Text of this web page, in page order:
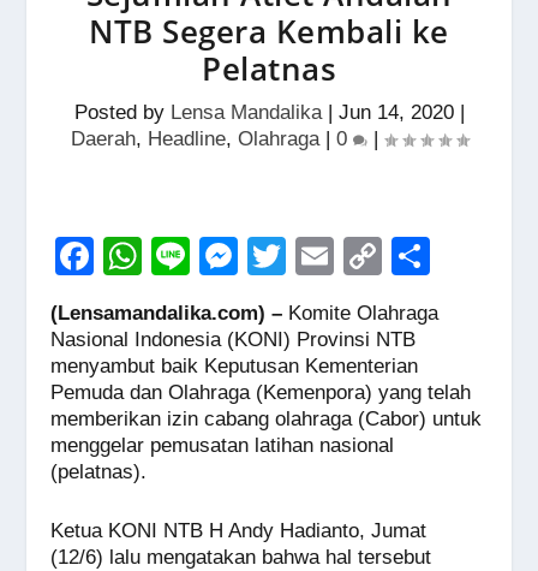
NTB Segera Kembali ke
Pelatnas
Posted by Lensa Mandalika| Jun 14, 2020|
Daerah, Headline, Olahraga| 0 |
F
c
e
b
o
o
k
W
h
at
s
A
p
p
Li
n
e
M
e
ss
e
n
g
T
wi
tt
er
E
m
ail
C
o
p
y
Li
n
ar
(Lensamandalika.com) – Komite Olahraga
Nasional Indonesia (KONI) Provinsi NTB
menyambut baik Keputusan Kementerian
Pemuda dan Olahraga (Kemenpora) yang telah
memberikan izin cabang olahraga (Cabor) untuk
menggelar pemusatan latihan nasional
(pelatnas).
Ketua KONI NTB H Andy Hadianto, Jumat
(12/6) lalu mengatakan bahwa hal tersebut